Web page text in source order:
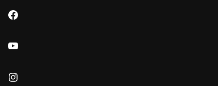
Facebook
Youtube
Instagram